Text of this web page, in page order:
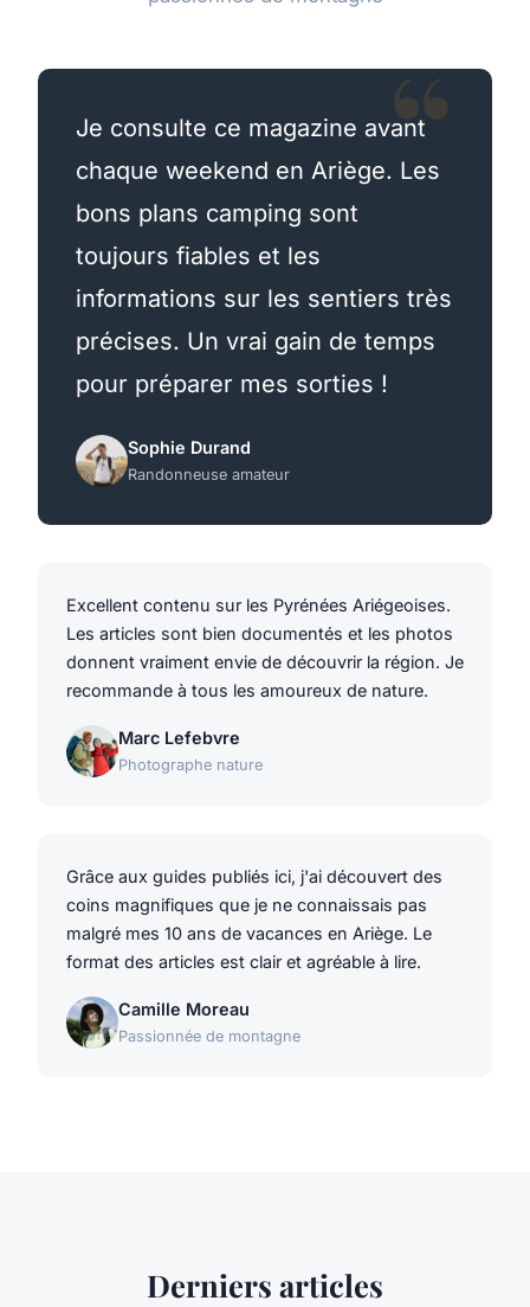
Je consulte ce magazine avant
chaque weekend en Ariège. Les
bons plans camping sont
toujours fiables et les
informations sur les sentiers très
précises. Un vrai gain de temps
pour préparer mes sorties !
Sophie Durand
Randonneuse amateur
Excellent contenu sur les Pyrénées Ariégeoises.
Les articles sont bien documentés et les photos
donnent vraiment envie de découvrir la région. Je
recommande à tous les amoureux de nature.
Marc Lefebvre
Photographe nature
Grâce aux guides publiés ici, j'ai découvert des
coins magnifiques que je ne connaissais pas
malgré mes 10 ans de vacances en Ariège. Le
format des articles est clair et agréable à lire.
Camille Moreau
Passionnée de montagne
Derniers articles